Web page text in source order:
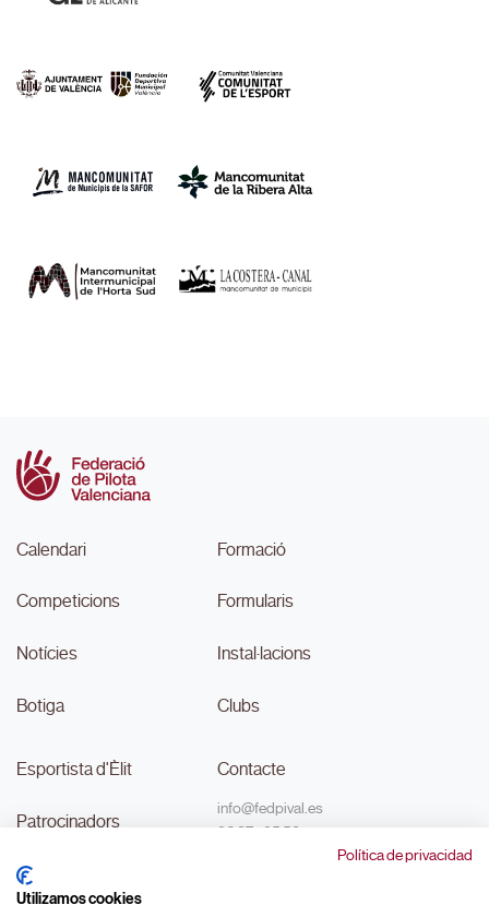
Política de privacidad
Utilizamos cookies
Calendari
Competicions
Notícies
Botiga
Formació
Formularis
Instal·lacions
Clubs
Esportista d'Èlit
Patrocinadors
Transparència
Contacte
info@fedpival.es
96 374 95 58
C/Marqués de Sant Joan nº 32,